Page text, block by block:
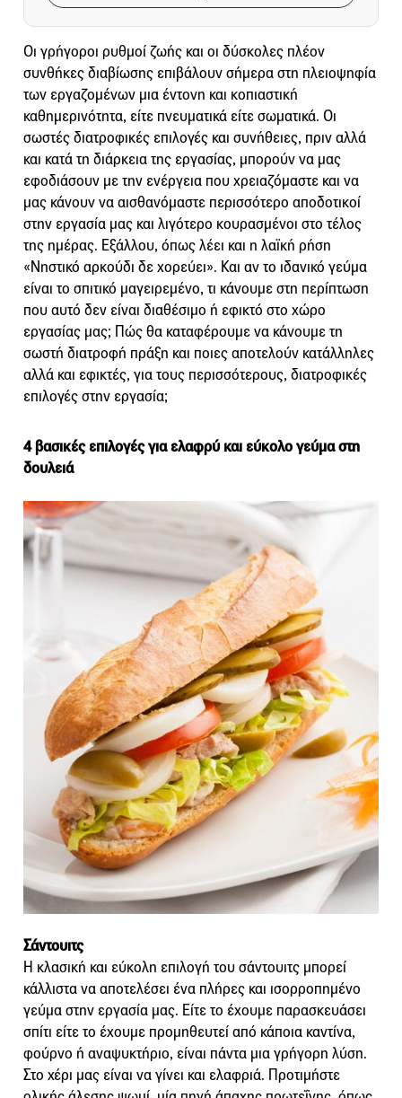
Οι γρήγοροι ρυθμοί ζωής και οι δύσκολες πλέον
συνθήκες διαβίωσης επιβάλουν σήμερα στη πλειοψηφία
των εργαζομένων μια έντονη και κοπιαστική
καθημερινότητα, είτε πνευματικά είτε σωματικά. Οι
σωστές διατροφικές επιλογές και συνήθειες, πριν αλλά
και κατά τη διάρκεια της εργασίας, μπορούν να μας
εφοδιάσουν με την ενέργεια που χρειαζόμαστε και να
μας κάνουν να αισθανόμαστε περισσότερο αποδοτικοί
στην εργασία μας και λιγότερο κουρασμένοι στο τέλος
της ημέρας. Εξάλλου, όπως λέει και η λαϊκή ρήση
«Νηστικό αρκούδι δε χορεύει». Και αν το ιδανικό γεύμα
είναι το σπιτικό μαγειρεμένο, τι κάνουμε στη περίπτωση
που αυτό δεν είναι διαθέσιμο ή εφικτό στο χώρο
εργασίας μας; Πώς θα καταφέρουμε να κάνουμε τη
σωστή διατροφή πράξη και ποιες αποτελούν κατάλληλες
αλλά και εφικτές, για τους περισσότερους, διατροφικές
επιλογές στην εργασία;
4 βασικές επιλογές για ελαφρύ και εύκολο γεύμα στη
δουλειά
Σάντουιτς
Η κλασική και εύκολη επιλογή του σάντουιτς μπορεί
κάλλιστα να αποτελέσει ένα πλήρες και ισορροπημένο
γεύμα στην εργασία μας. Είτε το έχουμε παρασκευάσει
σπίτι είτε το έχουμε προμηθευτεί από κάποια καντίνα,
φούρνο ή αναψυκτήριο, είναι πάντα μια γρήγορη λύση.
Στο χέρι μας είναι να γίνει και ελαφριά. Προτιμήστε